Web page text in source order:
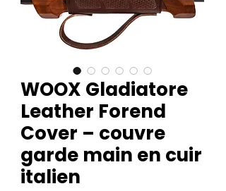
WOOX Gladiatore
Leather Forend
Cover – couvre
garde main en cuir
italien